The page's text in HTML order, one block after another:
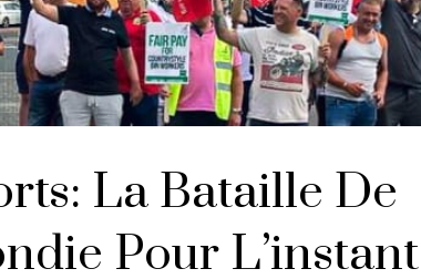
La Bataille De
Pour L’instant